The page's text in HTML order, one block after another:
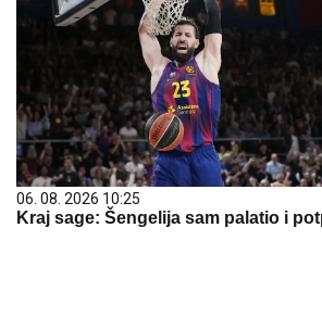
06. 08. 2026 10:25
Kraj sage: Šengelija sam palatio i